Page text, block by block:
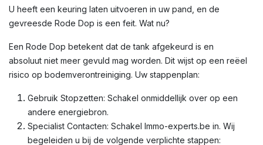
U heeft een keuring laten uitvoeren in uw pand, en de
gevreesde Rode Dop is een feit. Wat nu?
Een Rode Dop betekent dat de tank afgekeurd is en
absoluut niet meer gevuld mag worden. Dit wijst op een reëel
risico op bodemverontreiniging. Uw stappenplan:
Gebruik Stopzetten: Schakel onmiddellijk over op een
andere energiebron.
Specialist Contacten: Schakel Immo-experts.be in. Wij
begeleiden u bij de volgende verplichte stappen: